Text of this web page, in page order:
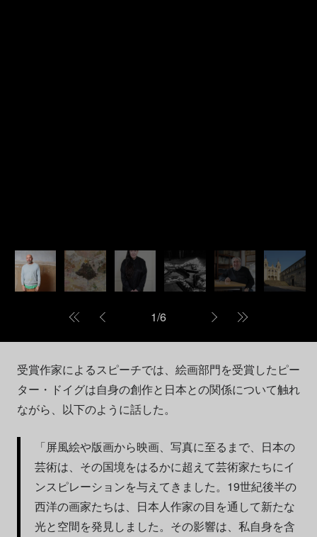
1/6
受賞作家によるスピーチでは、絵画部門を受賞したピー
ター・ドイグは自身の創作と日本との関係について触れ
ながら、以下のように話した。
「屏風絵や版画から映画、写真に至るまで、日本の
芸術は、その国境をはるかに超えて芸術家たちにイ
ンスピレーションを与えてきました。19世紀後半の
西洋の画家たちは、日本人作家の目を通して新たな
光と空間を発見しました。その影響は、私自身を含